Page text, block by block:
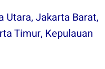
Utara, Jakarta Barat,
Timur, Kepulauan